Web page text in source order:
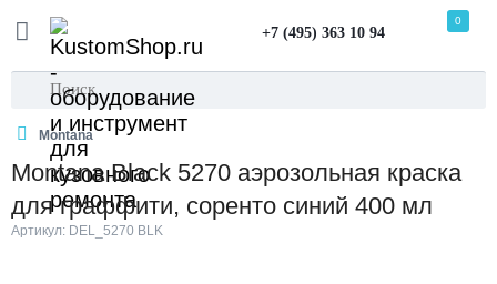
+7 (495) 363 10 94
0
Montana
Montana Black 5270 аэрозольная краска
для граффити, соренто синий 400 мл
Артикул: DEL_5270 BLK